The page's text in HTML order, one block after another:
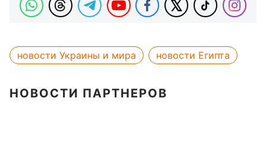
новости Украины и мира новости Египта
НОВОСТИ ПАРТНЕРОВ